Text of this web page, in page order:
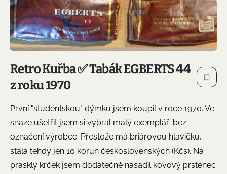
Retro Kuřba ✅ Tabák EGBERTS 44
z roku 1970
První "studentskou" dýmku jsem koupil v roce 1970. Ve
snaze ušetřit jsem si vybral malý exemplář. bez
označení výrobce. Přestože má briárovou hlavičku,
stála tehdy jen 10 korun československých (Kčs). Na
prasklý krček jsem dodatečně nasadil kovový prstenec